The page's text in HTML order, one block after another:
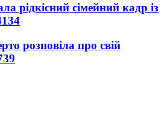
рідкісний сімейний кадр із
розповіла про свій